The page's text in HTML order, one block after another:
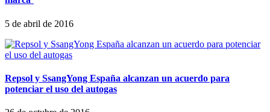
5 de abril de 2016
Repsol y SsangYong España alcanzan un acuerdo para
potenciar el uso del autogas